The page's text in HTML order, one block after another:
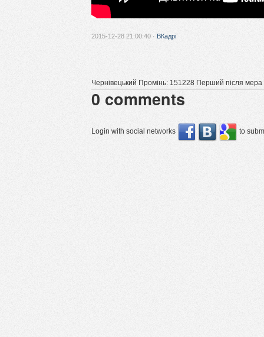
2015-12-28 21:00:40 · ВКадрі
Чернівецький Промінь: 151228 Перший після мера
0 comments
Login with social networks to